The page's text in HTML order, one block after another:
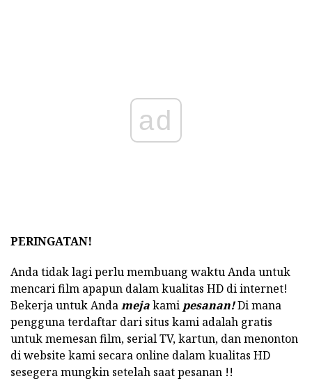
ad
PERINGATAN!
Anda tidak lagi perlu membuang waktu Anda untuk
mencari film apapun dalam kualitas HD di internet!
Bekerja untuk Andamejakami pesanan!Di mana
pengguna terdaftar dari situs kami adalah gratis
untuk memesan film, serial TV, kartun, dan menonton
di website kami secara online dalam kualitas HD
sesegera mungkin setelah saat pesanan !!